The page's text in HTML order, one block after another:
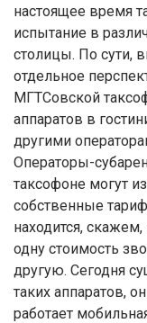
настоящее время
испытание в
столицы. По сути,
отдельное
МГТСовской
аппаратов в
другими
Операторы-
таксофоне могут
собственные
находится,
одну стоимость
другую. Сегодня
таких аппаратов,
работает